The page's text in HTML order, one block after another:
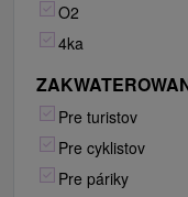
O2
4ka
Pre turistov
Pre cyklistov
Pre páriky